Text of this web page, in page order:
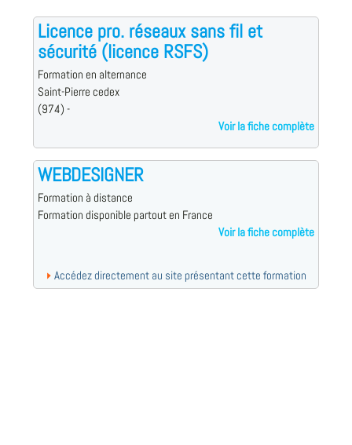
Licence pro. réseaux sans fil et
sécurité (licence RSFS)
Formation en alternance
Saint-Pierre cedex
(974) -
Voir la fiche complète
WEBDESIGNER
Formation à distance
Formation disponible partout en France
Voir la fiche complète
Accédez directement au site présentant cette formation